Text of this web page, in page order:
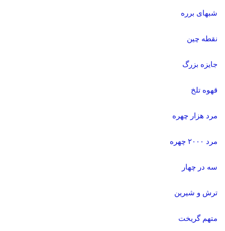
شبهای برره
نقطه چین
جایزه بزرگ
قهوه تلخ
مرد هزار چهره
مرد ۲۰۰۰ چهره
سه در چهار
ترش و شیرین
متهم گریخت